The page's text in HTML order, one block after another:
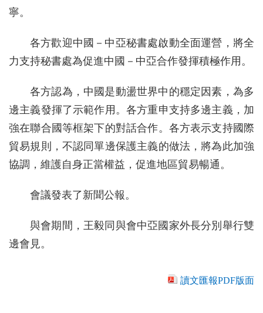
寧。
各方歡迎中國－中亞秘書處啟動全面運營，將全
力支持秘書處為促進中國－中亞合作發揮積極作用。
各方認為，中國是動盪世界中的穩定因素，為多
邊主義發揮了示範作用。各方重申支持多邊主義，加
強在聯合國等框架下的對話合作。各方表示支持國際
貿易規則，不認同單邊保護主義的做法，將為此加強
協調，維護自身正當權益，促進地區貿易暢通。
會議發表了新聞公報。
與會期間，王毅同與會中亞國家外長分別舉行雙
邊會見。
讀文匯報PDF版面